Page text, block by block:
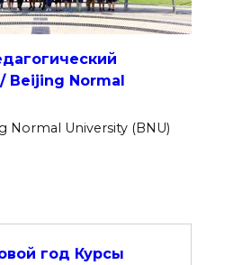
Beijing Normal
Normal University (BNU)
год Курсы